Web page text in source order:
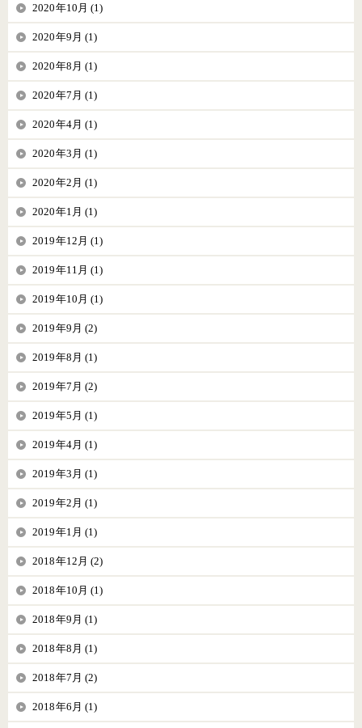
2020年10月 (1)
2020年9月 (1)
2020年8月 (1)
2020年7月 (1)
2020年4月 (1)
2020年3月 (1)
2020年2月 (1)
2020年1月 (1)
2019年12月 (1)
2019年11月 (1)
2019年10月 (1)
2019年9月 (2)
2019年8月 (1)
2019年7月 (2)
2019年5月 (1)
2019年4月 (1)
2019年3月 (1)
2019年2月 (1)
2019年1月 (1)
2018年12月 (2)
2018年10月 (1)
2018年9月 (1)
2018年8月 (1)
2018年7月 (2)
2018年6月 (1)